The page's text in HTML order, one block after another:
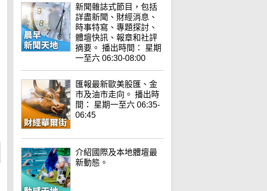
新聞雜誌式節目，包括
詳盡新聞、財經消息、
時事特寫、專題探討、
體壇快訊、報章和社評
摘要。 播出時間： 星期
一至六 06:30-08:00
匯報最新歐美股匯、金
市及油市走向。 播出時
間： 星期一至六 06:35-
06:45
介紹國際及本地體壇最
新動態。